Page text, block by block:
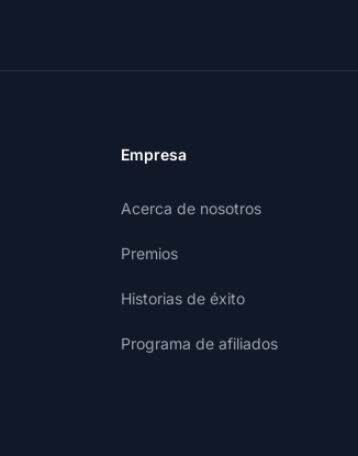
Empresa
Acerca de nosotros
Premios
Historias de éxito
Programa de afiliados